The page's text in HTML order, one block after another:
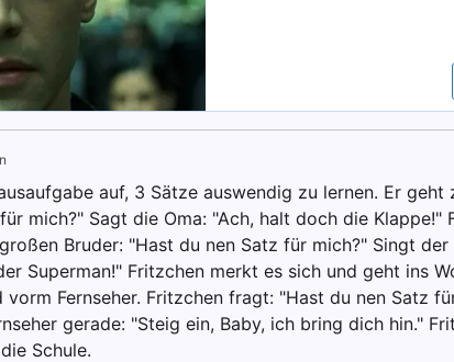
auf, 3 Sätze auswendig zu lernen. Er geht
mich?" Sagt die Oma: "Ach, halt doch die Klappe!"
Bruder: "Hast du nen Satz für mich?" Singt
Superman!" Fritzchen merkt es sich und geht ins
Fernseher. Fritzchen fragt: "Hast du nen Satz
gerade: "Steig ein, Baby, ich bring dich hin."
Schule.